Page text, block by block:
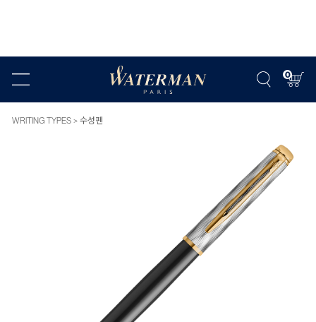
0
WRITING TYPES 수성펜